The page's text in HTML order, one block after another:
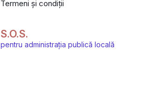
Termeni și condiții
S.O.S.
pentru administrația publică locală